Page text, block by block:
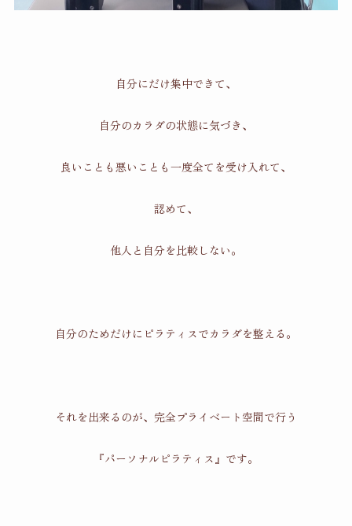
自分にだけ集中できて、
自分のカラダの状態に気づき、
良いことも悪いことも一度全てを受け入れて、
認めて、
他人と自分を比較しない。
自分のためだけにピラティスでカラダを整える。
それを出来るのが、完全プライベート空間で行う
『パーソナルピラティス』です。